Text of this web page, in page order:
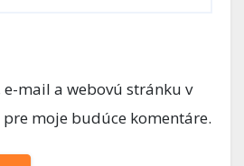
mail a webovú stránku v
moje budúce komentáre.